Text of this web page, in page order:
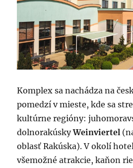
Komplex sa nachádza na
pomedzí v mieste, kde sa
kultúrne regióny:
dolnorakúskyWeinviertel
oblasť Rakúska). V okolí
všemožné atrakcie, kaňon